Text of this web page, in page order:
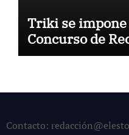
Triki se
Concurso de
Contacto: